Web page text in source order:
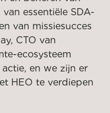
essentiële SDA-
van missiesucces
CTO van
ecosysteem
en we zijn er
HEO te verdiepen